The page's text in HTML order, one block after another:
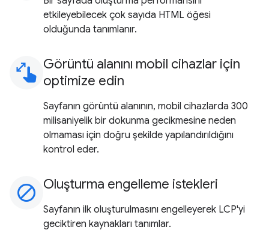
etkileyebilecek çok sayıda HTML öğesi
olduğunda tanımlanır.
pinch Görüntü alanını mobil cihazlar için
optimize edin
Sayfanın görüntü alanının, mobil cihazlarda 300
milisaniyelik bir dokunma gecikmesine neden
olmaması için doğru şekilde yapılandırıldığını
kontrol eder.
block Oluşturma engelleme istekleri
Sayfanın ilk oluşturulmasını engelleyerek LCP'yi
geciktiren kaynakları tanımlar.